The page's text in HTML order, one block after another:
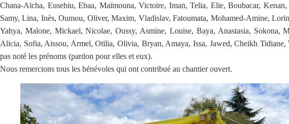
Chana-Aïcha, Eusebiu, Ebaa, Maïmouna, Victoire, Iman, Telia, Elie, Boubacar,
Samy, Lina, Inès, Oumou, Oliver, Maxim, Vladislav, Fatoumata, Mohamed-Amine,
Yahya, Malone, Mickael, Nicolae, Oussy, Asmine, Louise, Baya, Anastasia, Sokona,
Alicia, Sofia, Aissou, Armel, Otilia, Olivia, Bryan, Amaya, Issa, Jawed, Cheikh
pas noté les prénoms (pardon pour elles et eux).
Nous remercions tous les bénévoles qui ont contribué au chantier ouvert.